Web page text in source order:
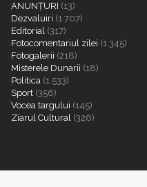
ANUNȚURI (13)
Dezvaluiri (1.707)
Editorial (317)
Fotocomentariul zilei (1.345)
Fotogalerii (218)
Misterele Dunarii (18)
Politica (1.533)
Sport (356)
Vocea targului (145)
Ziarul Cultural (326)